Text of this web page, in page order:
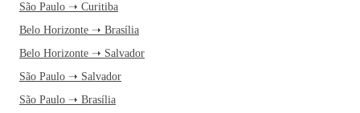
São Paulo ➝ Curitiba
Belo Horizonte ➝ Brasília
Belo Horizonte ➝ Salvador
São Paulo ➝ Salvador
São Paulo ➝ Brasília